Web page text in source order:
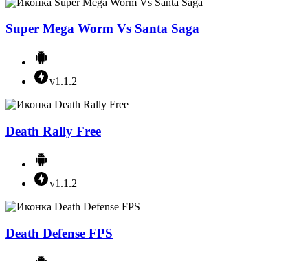
Super Mega Worm Vs Santa Saga
v1.1.2
Death Rally Free
v1.1.2
Death Defense FPS